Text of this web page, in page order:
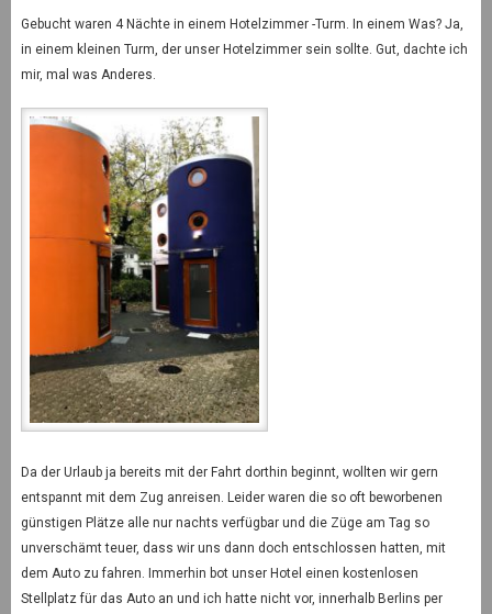
Gebucht waren 4 Nächte in einem Hotelzimmer -Turm. In einem Was? Ja,
in einem kleinen Turm, der unser Hotelzimmer sein sollte. Gut, dachte ich
mir, mal was Anderes.
Da der Urlaub ja bereits mit der Fahrt dorthin beginnt, wollten wir gern
entspannt mit dem Zug anreisen. Leider waren die so oft beworbenen
günstigen Plätze alle nur nachts verfügbar und die Züge am Tag so
unverschämt teuer, dass wir uns dann doch entschlossen hatten, mit
dem Auto zu fahren. Immerhin bot unser Hotel einen kostenlosen
Stellplatz für das Auto an und ich hatte nicht vor, innerhalb Berlins per